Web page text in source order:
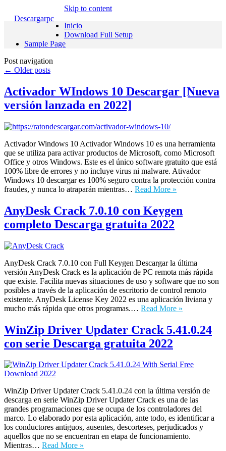
Descargarpc
Skip to content
Inicio
Download Full Setup
Sample Page
Post navigation
← Older posts
Activador WIndows 10 Descargar [Nueva
versión lanzada en 2022]
Activador Windows 10 Activador Windows 10 es una herramienta
que se utiliza para activar productos de Microsoft, como Microsoft
Office y otros Windows. Este es el único software gratuito que está
100% libre de errores y no incluye virus ni malware. Ativador
Windows 10 descargar es 100% seguro contra la protección contra
fraudes, y nunca lo atraparán mientras… Read More »
AnyDesk Crack 7.0.10 con Keygen
completo Descarga gratuita 2022
AnyDesk Crack 7.0.10 con Full Keygen Descargar la última
versión AnyDesk Crack es la aplicación de PC remota más rápida
que existe. Facilita nuevas situaciones de uso y software que no son
posibles a través de la aplicación de escritorio de control remoto
existente. AnyDesk License Key 2022 es una aplicación liviana y
mucho más rápida que otros programas.… Read More »
WinZip Driver Updater Crack 5.41.0.24
con serie Descarga gratuita 2022
WinZip Driver Updater Crack 5.41.0.24 con la última versión de
descarga en serie WinZip Driver Updater Crack es una de las
grandes programaciones que se ocupa de los controladores del
marco. Lo elaborado por esta aplicación, ante todo, es identificar a
los conductores antiguos, ausentes, descorteses, perjudicados y
aquellos que no se encuentran en etapa de funcionamiento.
Mientras… Read More »